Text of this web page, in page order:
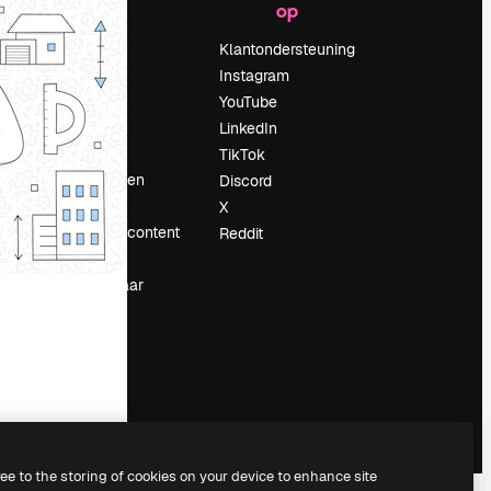
Prijzen
Over ons
Reviews
Vacatures
Zoektrends
Blog
Evenementen
Slidesgo
Verkoop je content
Perszaal
Op zoek naar
op
Klantondersteuning
Instagram
YouTube
LinkedIn
TikTok
Discord
X
Reddit
to the storing of cookies on your device to enhance site